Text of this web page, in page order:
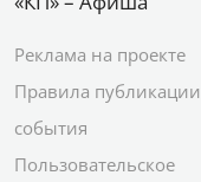
Реклама на проекте
Правила публикации
события
Пользовательское